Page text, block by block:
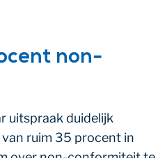
non-
uitspraak duidelijk
ruim 35 procent in